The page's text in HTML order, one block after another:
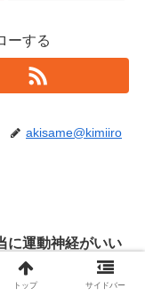
ーする
akisame@kimiiro
に運動神経がいい
驚く能力とは？何
ているの？【フィ
トップ サイドバー